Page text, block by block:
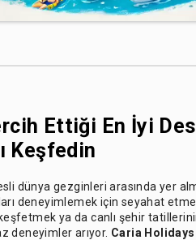
Ettiği En İyi
Keşfedin
dünya gezginleri arasında yer
deneyimlemek için seyahat
ya da canlı şehir
deneyimler arıyor. Caria Holidays